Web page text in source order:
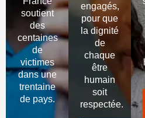
soutient
des
centaines
de
victimes
dans une
trentaine
de pays.
engagés,
pour que
la dignité
de
chaque
être
humain
soit
respectée.